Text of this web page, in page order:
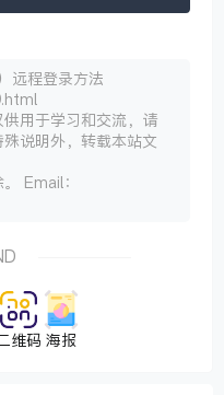
远程登录方法
用于学习和交流，请
说明外，转载本站文
Email：
维码 海报